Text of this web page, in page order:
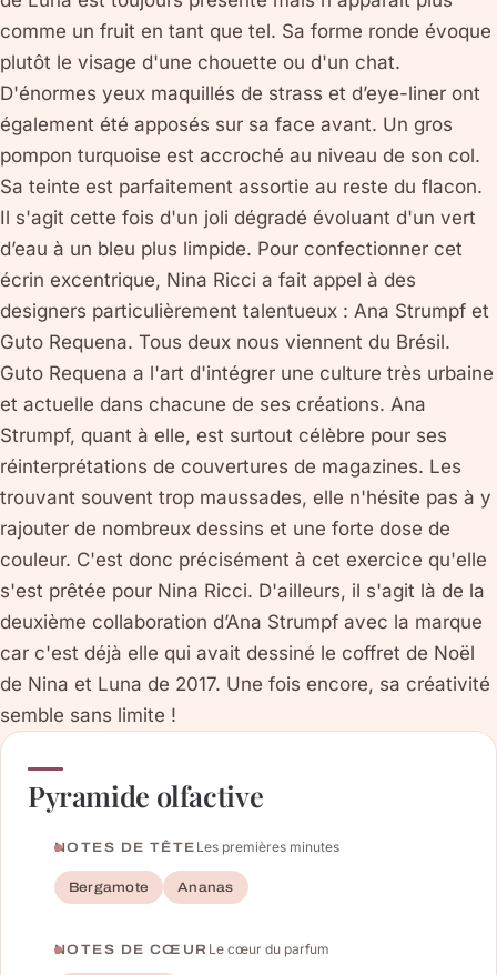
comme un fruit en tant que tel. Sa forme ronde évoque
plutôt le visage d'une chouette ou d'un chat.
D'énormes yeux maquillés de strass et d’eye-liner ont
également été apposés sur sa face avant. Un gros
pompon turquoise est accroché au niveau de son col.
Sa teinte est parfaitement assortie au reste du flacon.
Il s'agit cette fois d'un joli dégradé évoluant d'un vert
d’eau à un bleu plus limpide. Pour confectionner cet
écrin excentrique, Nina Ricci a fait appel à des
designers particulièrement talentueux : Ana Strumpf et
Guto Requena. Tous deux nous viennent du Brésil.
Guto Requena a l'art d'intégrer une culture très urbaine
et actuelle dans chacune de ses créations. Ana
Strumpf, quant à elle, est surtout célèbre pour ses
réinterprétations de couvertures de magazines. Les
trouvant souvent trop maussades, elle n'hésite pas à y
rajouter de nombreux dessins et une forte dose de
couleur. C'est donc précisément à cet exercice qu'elle
s'est prêtée pour Nina Ricci. D'ailleurs, il s'agit là de la
deuxième collaboration d’Ana Strumpf avec la marque
car c'est déjà elle qui avait dessiné le coffret de Noël
de Nina et Luna de 2017. Une fois encore, sa créativité
semble sans limite !
Pyramide olfactive
NOTES DE TÊTE Les premières minutes
Bergamote Ananas
NOTES DE CŒUR Le cœur du parfum